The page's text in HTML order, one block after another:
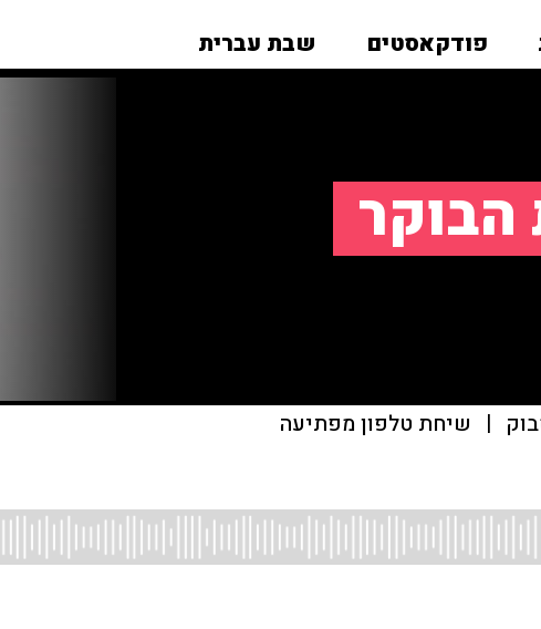
פודקאסטים שבת עברית
הבוקר
| שיחת טלפון מפתיעה